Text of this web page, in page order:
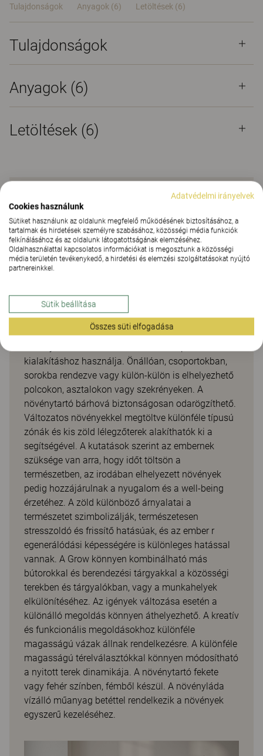
Tulajdonságok Anyagok (6) Letöltések (6)
Tulajdonságok
Anyagok (6)
Letöltések (6)
Növénytartó az életteli
megoldásokhoz
Jól megtervezett növénytartó és térelválasztó,
amely megkönnyíti a rugalmas és fenntartható
játékosságot és életteli beltéri környezetet kínál. Az
irodába természetet csempésző, rugalmas és
kellemes megoldás lehetővé teszi, hogy ugyanazt a
kialakításhoz használja. Önállóan, csoportokban,
sorokba rendezve vagy külön-külön is elhelyezhető
polcokon, asztalokon vagy szekrényeken. A
növénytartó bárhová biztonságosan odarögzíthető.
Változatos növényekkel megtöltve különféle típusú
zónák és kis zöld lélegzőterek alakíthatók ki a
segítségével. A kutatások szerint az embernek
szüksége van arra, hogy időt töltsön a
természetben, az irodában elhelyezett növények
pedig hozzájárulnak a nyugalom és a well-being
érzetéhez. A zöld különböző árnyalatai a
természetet szimbolizálják, természetesen
stresszoldó és frissítő hatásúak, és az ember r
egenerálódási képességére is különleges hatással
vannak. A Grow könnyen kombinálható más
bútorokkal és berendezési tárgyakkal a közösségi
terekben és tárgyalókban, vagy a munkahelyek
elkülönítéséhez. Az igények változása esetén a
különálló megoldás könnyen áthelyezhető. A kreatív
és funkcionális megoldásokhoz különféle
magasságú vázak állnak rendelkezésre. A különféle
magasságú térelválasztókkal könnyen módosítható
a nyitott terek dinamikája. A növénytartó fekete
vagy fehér színben, fémből készül. A növényláda
vízálló műanyag betéttel rendelkezik a növények
egyszerű kezeléséhez.
Adatvédelmi irányelvek
Cookies használunk
Sütiket használunk az oldalunk megfelelő működésének biztosításához, a
tartalmak és hirdetések személyre szabásához, közösségi média funkciók
felkínálásához és az oldalunk látogatottságának elemzéséhez.
Oldalhasználattal kapcsolatos információkat is megosztunk a közösségi
média területén tevékenykedő, a hirdetési és elemzési szolgáltatásokat nyújtó
partnereinkkel.
Sütik beállítása
Összes süti elfogadása